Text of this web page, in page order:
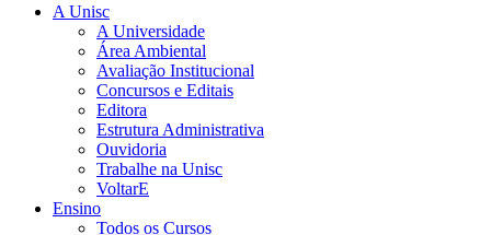
A Unisc
A Universidade
Área Ambiental
Avaliação Institucional
Concursos e Editais
Editora
Estrutura Administrativa
Ouvidoria
Trabalhe na Unisc
VoltarE
Ensino
Todos os Cursos